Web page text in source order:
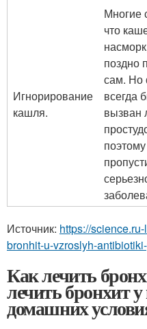
Игнорирование
кашля.
Многие
что
поздно
сам. Но
всегда
вызван
Источник: https://
bronhit-u-vzroslyh-
Как лечить
лечить бронхит
домашних